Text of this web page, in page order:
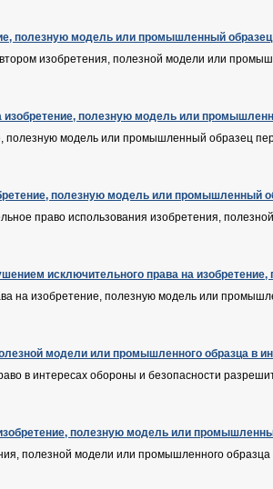
полезную модель или промышленный образец
изобретения, полезной модели или
изобретение, полезную модель или
полезную модель или промышленный образец
полезную модель или промышленный
право использования изобретения,
исключительного права на
на изобретение, полезную модель или
модели или промышленного образца в
в интересах обороны и безопасности
полезную модель или
полезной модели или промышленного